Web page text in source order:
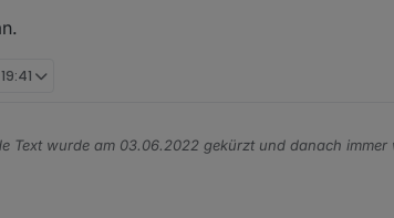
(Forum)
für ozmo Deebot" (für Deebot Geräte im
Text wurde am 03.06.2022 gekürzt und danach immer